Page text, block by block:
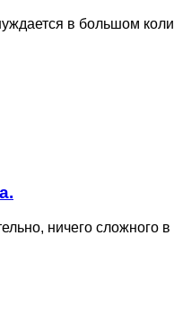
в большом
ничего сложного